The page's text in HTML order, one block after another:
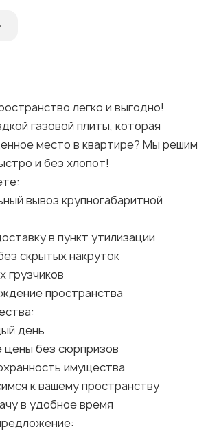
легко и выгодно!
газовой плиты, которая
место в квартире? Мы решим
и без хлопот!
вывоз крупногабаритной
в пункт утилизации
скрытых накруток
грузчиков
пространства
день
цены без сюрпризов
имущества
к вашему пространству
в удобное время